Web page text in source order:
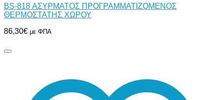
BS-818 ΑΣΥΡΜΑΤΟΣ ΠΡΟΓΡΑΜΜΑΤΙΖΟΜΕΝΟΣ
ΘΕΡΜΟΣΤΑΤΗΣ ΧΩΡΟΥ
86,30€ με ΦΠΑ